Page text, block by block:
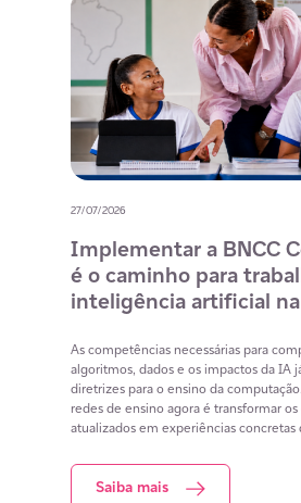
27/07/2026
Implementar a BNCC
é o caminho para
inteligência artificial
As competências necessárias para
algoritmos, dados e os impactos da IA
diretrizes para o ensino da
redes de ensino agora é transformar
atualizados em experiências concretas
Saiba mais